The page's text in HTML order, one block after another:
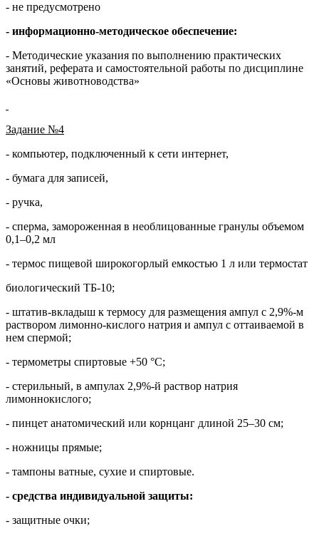
- не предусмотрено
- информационно-методическое обеспечение:
- Методические указания по выполнению практических
занятий, реферата и самостоятельной работы по дисциплине
«Основы животноводства»
Задание №4
- компьютер, подключенный к сети интернет,
- бумага для записей,
- ручка,
- сперма, замороженная в необлицованные гранулы объемом
0,1–0,2 мл
- термос пищевой широкогорлый емкостью 1 л или термостат
биологический ТБ-10;
- штатив-вкладыш к термосу для размещения ампул с 2,9%-м
раствором лимонно-кислого натрия и ампул с оттаиваемой в
нем спермой;
- термометры спиртовые +50 °С;
- стерильный, в ампулах 2,9%-й раствор натрия
лимоннокислого;
- пинцет анатомический или корнцанг длиной 25–30 см;
- ножницы прямые;
- тампоны ватные, сухие и спиртовые.
- средства индивидуальной защиты:
- защитные очки;